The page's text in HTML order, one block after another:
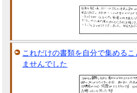
これだけの書類を自分で集める
ませんでした